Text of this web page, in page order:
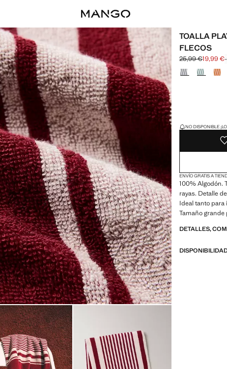
TOALLA
FLECOS
Precio inicial
25,99 €
Precio actual19,99 €
Selecciona un
¡ÚLTIMAS UNIDADES!
NO DISPONIBLE
ENVÍO GRATIS A
100% Algodón.
rayas. Detalle
Ideal tanto para
Tamaño
una toalla ligera
DETALLES,